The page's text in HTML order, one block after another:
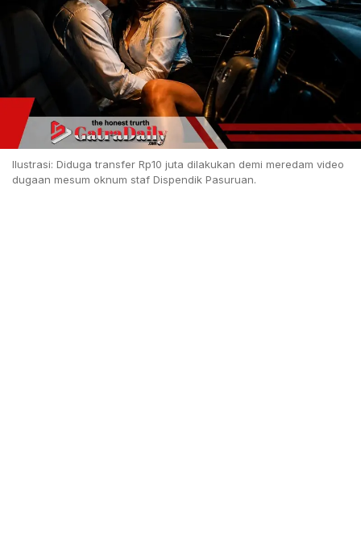
Ilustrasi: Diduga transfer Rp10 juta dilakukan demi meredam video
dugaan mesum oknum staf Dispendik Pasuruan.